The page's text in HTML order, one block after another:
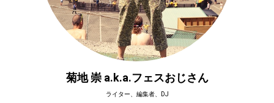
菊地 崇 a.k.a.フェスおじさん
ライター、編集者、DJ